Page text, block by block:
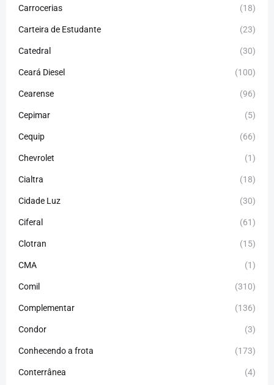
Carrocerias (18)
Carteira de Estudante (23)
Catedral (30)
Ceará Diesel (100)
Cearense (96)
Cepimar (5)
Cequip (66)
Chevrolet (1)
Cialtra (18)
Cidade Luz (30)
Ciferal (61)
Clotran (15)
CMA (1)
Comil (310)
Complementar (136)
Condor (3)
Conhecendo a frota (173)
Conterrânea (4)